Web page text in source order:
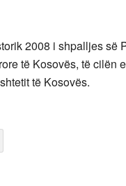
2008 i shpalljes së
të Kosovës, të cilën
të Kosovës.